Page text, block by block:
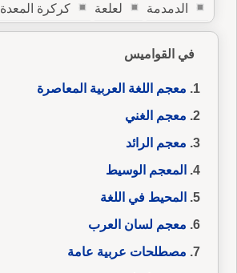
الدمدمة لعلعة كركرة المعدة
في القواميس
معجم اللغة العربية المعاصرة
معجم الغني
معجم الرائد
المعجم الوسيط
المحيط في اللغة
معجم لسان العرب
مصطلحات عربية عامة